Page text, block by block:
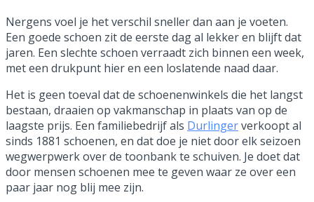
Nergens voel je het verschil sneller dan aan je voeten.
Een goede schoen zit de eerste dag al lekker en blijft dat
jaren. Een slechte schoen verraadt zich binnen een week,
met een drukpunt hier en een loslatende naad daar.
Het is geen toeval dat de schoenenwinkels die het langst
bestaan, draaien op vakmanschap in plaats van op de
laagste prijs. Een familiebedrijf als Durlingerverkoopt al
sinds 1881 schoenen, en dat doe je niet door elk seizoen
wegwerpwerk over de toonbank te schuiven. Je doet dat
door mensen schoenen mee te geven waar ze over een
paar jaar nog blij mee zijn.